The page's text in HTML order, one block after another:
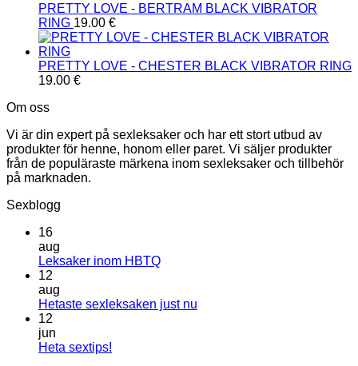
PRETTY LOVE - BERTRAM BLACK VIBRATOR
RING 19.00 €
PRETTY LOVE - CHESTER BLACK VIBRATOR RING
19.00 €
Om oss
Vi är din expert på sexleksaker och har ett stort utbud av
produkter för henne, honom eller paret. Vi säljer produkter
från de populäraste märkena inom sexleksaker och tillbehör
på marknaden.
Sexblogg
16
aug
Leksaker inom HBTQInga
Leksaker
12
aug
Hetaste sexleksaken just nu
12
jun
Heta sextips!